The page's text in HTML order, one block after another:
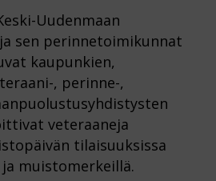
Uudenmaan
sen perinnetoimikunnat
kaupunkien,
, perinne-,
veteraaneja
tilaisuuksissa
muistomerkeillä.